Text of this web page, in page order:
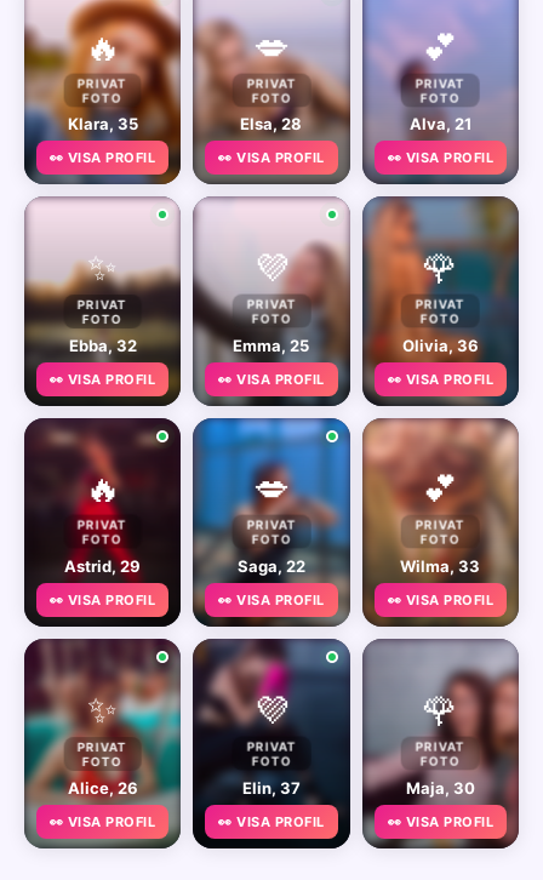
🔥
PRIVAT
FOTO
Klara, 35
👀 VISA PROFIL
💋
PRIVAT
FOTO
Elsa, 28
👀 VISA PROFIL
💕
PRIVAT
FOTO
Alva, 21
👀 VISA PROFIL
✨
PRIVAT
FOTO
Ebba, 32
👀 VISA PROFIL
💜
PRIVAT
FOTO
Emma, 25
👀 VISA PROFIL
🌹
PRIVAT
FOTO
Olivia, 36
👀 VISA PROFIL
🔥
PRIVAT
FOTO
Astrid, 29
👀 VISA PROFIL
💋
PRIVAT
FOTO
Saga, 22
👀 VISA PROFIL
💕
PRIVAT
FOTO
Wilma, 33
👀 VISA PROFIL
✨
PRIVAT
FOTO
Alice, 26
👀 VISA PROFIL
💜
PRIVAT
FOTO
Elin, 37
👀 VISA PROFIL
🌹
PRIVAT
FOTO
Maja, 30
👀 VISA PROFIL